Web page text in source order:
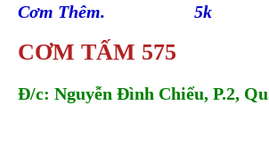
Cơm Thêm. 5k
CƠM TẤM 575
Đ/c: Nguyễn Đình Chiểu, P.2,